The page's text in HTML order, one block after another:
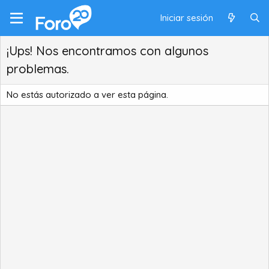
Iniciar sesión
¡Ups! Nos encontramos con algunos
problemas.
No estás autorizado a ver esta página.